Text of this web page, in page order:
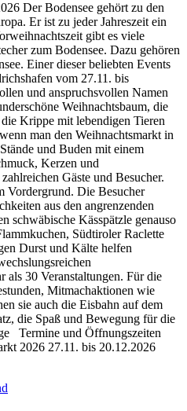
Der Bodensee gehört zu den
Er ist zu jeder Jahreszeit ein
gibt es viele
zum Bodensee. Dazu gehören
Einer dieser beliebten Events
vom 27.11. bis
und anspruchsvollen Namen
Weihnachtsbaum, die
Krippe mit lebendigen Tieren
man den Weihnachtsmarkt in
und Buden mit einem
Kerzen und
Gäste und Besucher.
Vordergrund. Die Besucher
aus den angrenzenden
schwäbische Kässpätzle genauso
Südtiroler Raclette
Durst und Kälte helfen
als 30 Veranstaltungen. Für die
Mitmachaktionen wie
sie auch die Eisbahn auf dem
die Spaß und Bewegung für die
Termine und Öffnungszeiten
2026 27.11. bis 20.12.2026